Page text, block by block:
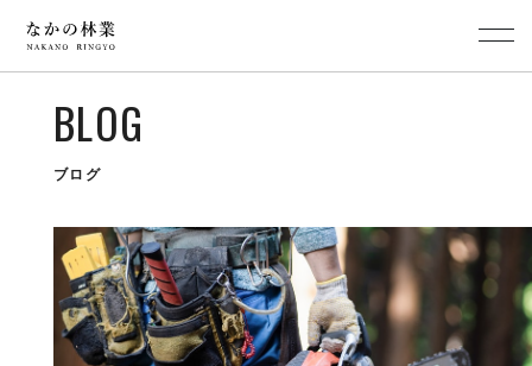
BLOG
ブログ